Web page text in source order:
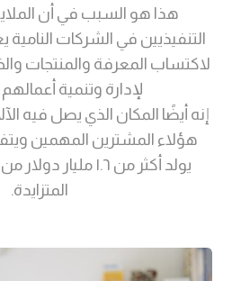
هذا هو السبب في أن
التنفيذيين في الشركات
لاكتساب المعرفة والمنتجات
لإدارة وتنمية
إنه أيضًا المكان الذي يصل فيه
هؤلاء المشترين المهمين
يولد أكثر من ١.٦
المتزايدة.